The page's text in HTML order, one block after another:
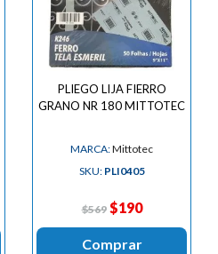
PLIEGO LIJA FIERRO
GRANO NR 180 MITTOTEC
MARCA:Mittotec
SKU: PLI0405
$569 $190
Comprar